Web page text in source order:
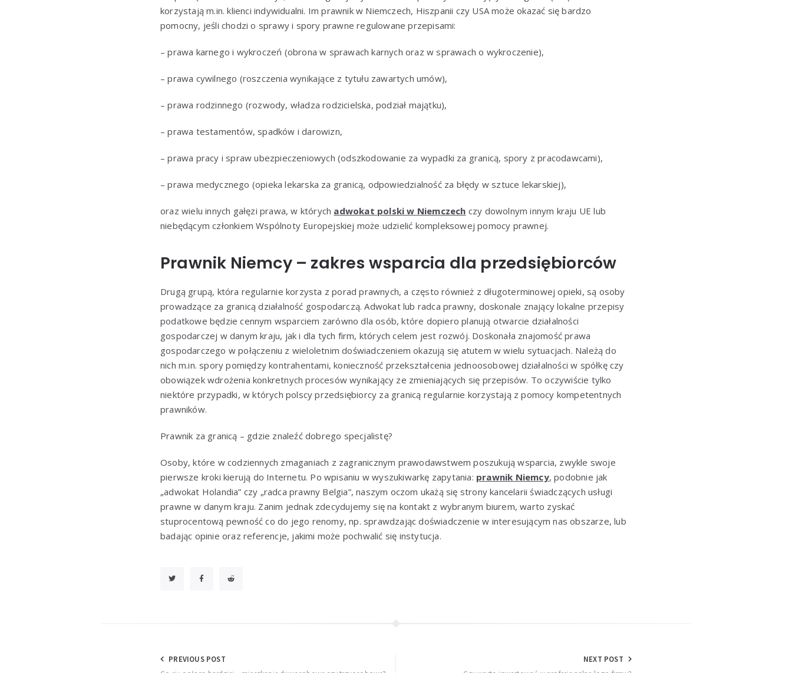
korzystają m.in. klienci indywidualni. Im prawnik w Niemczech, Hiszpanii czy USA może okazać się bardzo
pomocny, jeśli chodzi o sprawy i spory prawne regulowane przepisami:
– prawa karnego i wykroczeń (obrona w sprawach karnych oraz w sprawach o wykroczenie),
– prawa cywilnego (roszczenia wynikające z tytułu zawartych umów),
– prawa rodzinnego (rozwody, władza rodzicielska, podział majątku),
– prawa testamentów, spadków i darowizn,
– prawa pracy i spraw ubezpieczeniowych (odszkodowanie za wypadki za granicą, spory z pracodawcami),
– prawa medycznego (opieka lekarska za granicą, odpowiedzialność za błędy w sztuce lekarskiej),
oraz wielu innych gałęzi prawa, w których adwokat polski w Niemczech czy dowolnym innym kraju UE lub
niebędącym członkiem Wspólnoty Europejskiej może udzielić kompleksowej pomocy prawnej.
Prawnik Niemcy – zakres wsparcia dla przedsiębiorców
Drugą grupą, która regularnie korzysta z porad prawnych, a często również z długoterminowej opieki, są osoby
prowadzące za granicą działalność gospodarczą. Adwokat lub radca prawny, doskonale znający lokalne przepisy
podatkowe będzie cennym wsparciem zarówno dla osób, które dopiero planują otwarcie działalności
gospodarczej w danym kraju, jak i dla tych firm, których celem jest rozwój. Doskonała znajomość prawa
gospodarczego w połączeniu z wieloletnim doświadczeniem okazują się atutem w wielu sytuacjach. Należą do
nich m.in. spory pomiędzy kontrahentami, konieczność przekształcenia jednoosobowej działalności w spółkę czy
obowiązek wdrożenia konkretnych procesów wynikający ze zmieniających się przepisów. To oczywiście tylko
niektóre przypadki, w których polscy przedsiębiorcy za granicą regularnie korzystają z pomocy kompetentnych
prawników.
Prawnik za granicą – gdzie znaleźć dobrego specjalistę?
Osoby, które w codziennych zmaganiach z zagranicznym prawodawstwem poszukują wsparcia, zwykle swoje
pierwsze kroki kierują do Internetu. Po wpisaniu w wyszukiwarkę zapytania: prawnik Niemcy, podobnie jak
„adwokat Holandia” czy „radca prawny Belgia”, naszym oczom ukażą się strony kancelarii świadczących usługi
prawne w danym kraju. Zanim jednak zdecydujemy się na kontakt z wybranym biurem, warto zyskać
stuprocentową pewność co do jego renomy, np. sprawdzając doświadczenie w interesującym nas obszarze, lub
badając opinie oraz referencje, jakimi może pochwalić się instytucja.
Nawigacja
PREVIOUS POST
NEXT POST